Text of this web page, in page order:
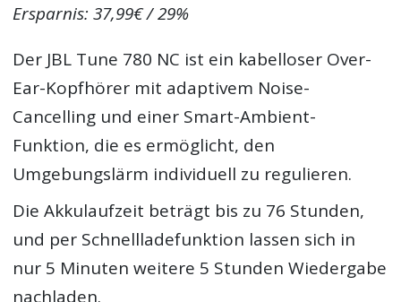
Ersparnis: 37,99€ / 29%
Der JBL Tune 780 NC ist ein kabelloser Over-
Ear-Kopfhörer mit adaptivem Noise-
Cancelling und einer Smart-Ambient-
Funktion, die es ermöglicht, den
Umgebungslärm individuell zu regulieren.
Die Akkulaufzeit beträgt bis zu 76 Stunden,
und per Schnellladefunktion lassen sich in
nur 5 Minuten weitere 5 Stunden Wiedergabe
nachladen.